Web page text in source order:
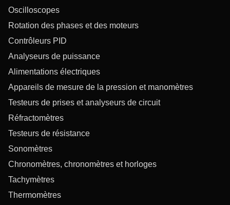
Oscilloscopes
Rotation des phases et des moteurs
Contrôleurs PID
Analyseurs de puissance
Alimentations électriques
Appareils de mesure de la pression et manomètres
Testeurs de prises et analyseurs de circuit
Réfractomètres
Testeurs de résistance
Sonomètres
Chronomètres, chronomètres et horloges
Tachymètres
Thermomètres